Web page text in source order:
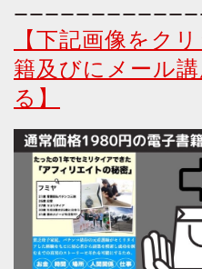
ーーーーーーーーーーーー
【下記画像をク
籍及びにメール
る】